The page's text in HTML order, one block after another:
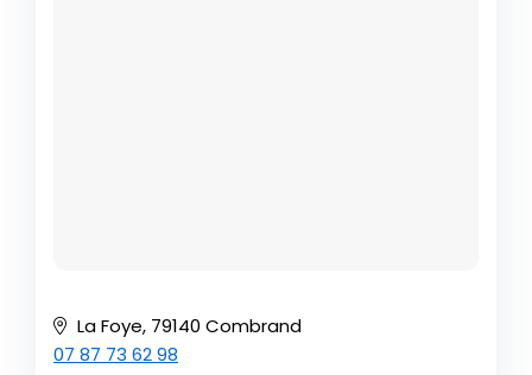
La Foye, 79140 Combrand
07 87 73 62 98